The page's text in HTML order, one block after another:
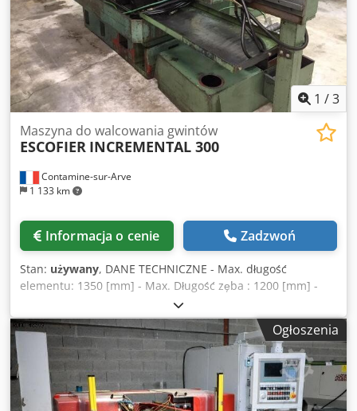
1 /3
Contamine-sur-Arve
1 133 km
Maszyna do walcowania gwintów
ESCOFIER INCREMENTAL 300
Informacja o cenie Zadzwoń
Stan: używany, DANE TECHNICZNE - Max. długość
elementu: 1350 [mm] - Max. Długość zęba : 1200 [mm] -
Max. Średnica zęba : 120 [mm] Dsdouhb Unopfx Acteck -
Moc : 18,5 [kW] - Wymiary maszyny : 2840 x 1700 x 1420
[mm]
Ogłoszenia